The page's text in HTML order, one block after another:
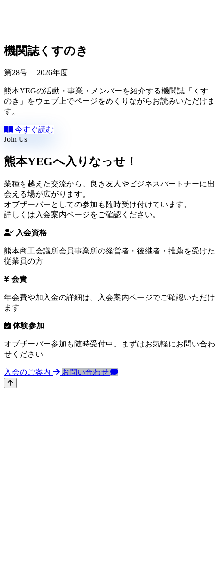
機関誌くすのき
第28号 | 2026年度
熊本YEGの活動・事業・メンバーを紹介する機関誌「くす
のき」をウェブ上でページをめくりながらお読みいただけま
す。
今すぐ読む
Join Us
熊本YEGへ入りなっせ！
業種を越えた交流から、良き友人やビジネスパートナーに出
会える場が広がります。
オブザーバーとしての参加も随時受け付けています。
詳しくは入会案内ページをご確認ください。
入会資格
熊本商工会議所会員事業所の経営者・後継者・推薦を受けた
従業員の方
会費
年会費や加入金の詳細は、入会案内ページでご確認いただけ
ます
体験参加
オブザーバー参加も随時受付中。まずはお気軽にお問い合わ
せください
入会のご案内 お問い合わせ